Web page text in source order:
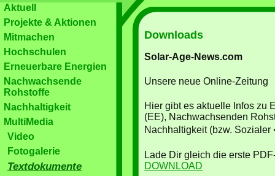
Aktuell
Projekte & Aktionen
Mitmachen
Hochschulen
Erneuerbare Energien
Nachwachsende
Rohstoffe
Nachhaltigkeit
MultiMedia
Video
Fotogalerie
Textdokumente
Downloads
Solar-Age-News.com
Unsere neue Online-Zeitung
Hier gibt es aktuelle Infos zu
(EE), Nachwachsenden
Nachhaltigkeit (bzw.
Lade Dir gleich die erste
DOWNLOAD